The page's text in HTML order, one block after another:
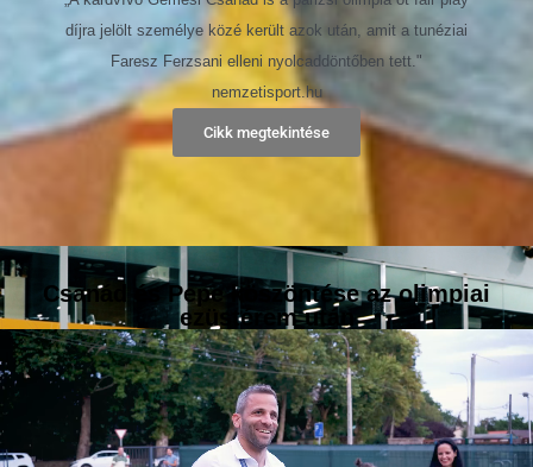
díjra jelölt személye közé került azok után, amit a tunéziai
Faresz Ferzsani elleni nyolcaddöntőben tett."
nemzetisport.hu
Cikk megtekintése
Csanád és Pepe köszöntése az olimpiai
ezüstérem után